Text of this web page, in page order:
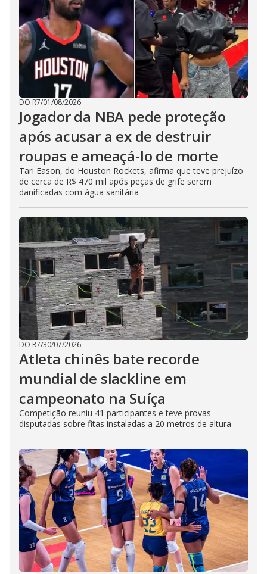
DO R7/01/08/2026
Jogador da NBA pede proteção
após acusar a ex de destruir
roupas e ameaçá-lo de morte
Tari Eason, do Houston Rockets, afirma que teve prejuízo
de cerca de R$ 470 mil após peças de grife serem
danificadas com água sanitária
DO R7/30/07/2026
Atleta chinês bate recorde
mundial de slackline em
campeonato na Suíça
Competição reuniu 41 participantes e teve provas
disputadas sobre fitas instaladas a 20 metros de altura